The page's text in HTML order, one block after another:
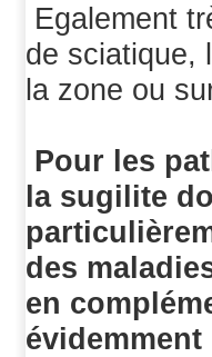
Egalement
de sciatique,
la zone ou
Pour les
la sugilite
des
en